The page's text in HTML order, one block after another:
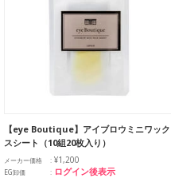
【eye Boutique】アイブロウミニワック
スシート（10組20枚入り）
メーカー価格 ¥1,200
EG卸価 ログイン後表示